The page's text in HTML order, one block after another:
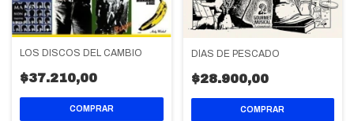
LOS DISCOS DEL CAMBIO
$37.210,00
DÍAS DE PESCADO
$28.900,00